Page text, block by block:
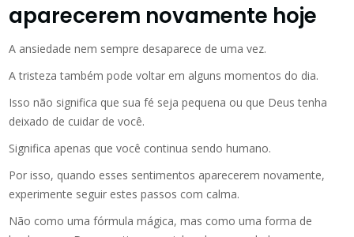
aparecerem novamente hoje
A ansiedade nem sempre desaparece de uma vez.
A tristeza também pode voltar em alguns momentos do dia.
Isso não significa que sua fé seja pequena ou que Deus tenha
deixado de cuidar de você.
Significa apenas que você continua sendo humano.
Por isso, quando esses sentimentos aparecerem novamente,
experimente seguir estes passos com calma.
Não como uma fórmula mágica, mas como uma forma de